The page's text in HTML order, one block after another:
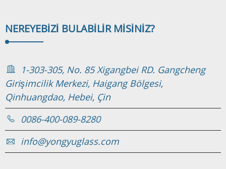
NEREYEBIZI BULABILIR MISINIZ?
1-303-305, No. 85 Xigangbei RD. Gangcheng
Girişimcilik Merkezi, Haigang Bölgesi,
Qinhuangdao, Hebei, Çin
0086-400-089-8280
info@yongyuglass.com